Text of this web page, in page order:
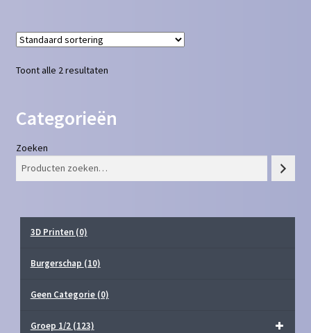
Toont alle 2 resultaten
Categorieën
Zoeken
3D Printen (0)
Burgerschap (10)
Geen Categorie (0)
Groep 1/2 (123)